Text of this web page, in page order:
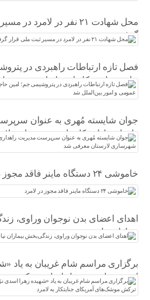
محل شهادت ۲۱ نفر در لامرد
گرفت
فصل تازه ارتباطات راهبردی در
حاجی‌دولو سکاندار روابط عمومی و
شد
جوان شایسته مُهری به عنوان
راهداری اداره کل راه و شهرسازی
شد
خاموشی ۲۴ دستگاه ماینر فاقد مجوز در لامرد
اهدای اعضای بدن نوجوان وراوی،
بیماران نیازمند شد
برگزاری مراسم شام غریبان به یاد
اسدی نژاد» در محل اصابت ترکش
آمریکای جنایتکار به لامرد